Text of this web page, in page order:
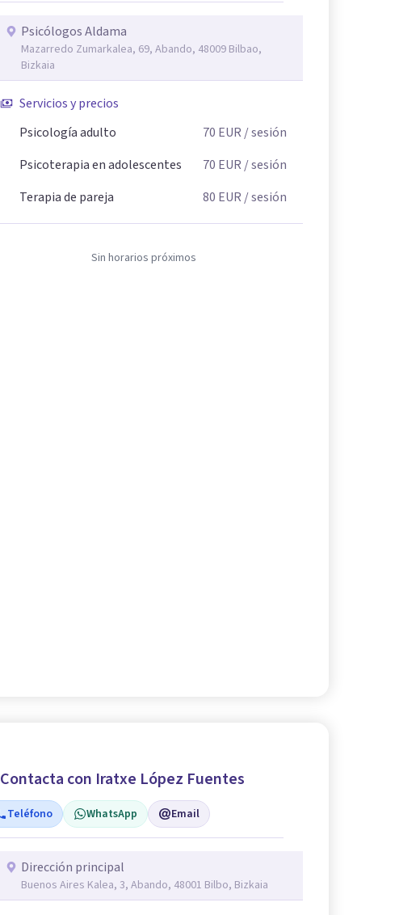
Psicólogos Aldama
Mazarredo Zumarkalea, 69, Abando, 48009 Bilbao,
Bizkaia
Servicios y precios
Psicología adulto
70 EUR / sesión
Psicoterapia en adolescentes
70 EUR / sesión
Terapia de pareja
80 EUR / sesión
Sin horarios próximos
Contacta con Iratxe López Fuentes
Teléfono WhatsApp Email
Dirección principal
Buenos Aires Kalea, 3, Abando, 48001 Bilbo, Bizkaia